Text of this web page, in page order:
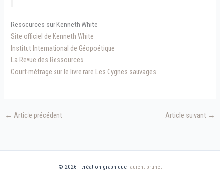
Ressources sur Kenneth White
Site officiel de Kenneth White
Institut International de Géopoétique
La Revue des Ressources
Court-métrage sur le livre rare Les Cygnes sauvages
← Article précédent Article suivant →
© 2026 | création graphique laurent brunet